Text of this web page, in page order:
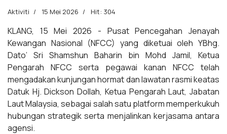
Aktiviti 15 Mei 2026 Hit: 304
KLANG, 15 Mei 2026 - Pusat Pencegahan Jenayah
Kewangan Nasional (NFCC) yang diketuai oleh YBhg.
Dato’ Sri Shamshun Baharin bin Mohd Jamil, Ketua
Pengarah NFCC serta pegawai kanan NFCC telah
mengadakan kunjungan hormat dan lawatan rasmi keatas
Datuk Hj. Dickson Dollah, Ketua Pengarah Laut, Jabatan
Laut Malaysia, sebagai salah satu platform memperkukuh
hubungan strategik serta menjalinkan kerjasama antara
agensi.